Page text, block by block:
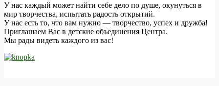
У нас каждый может найти себе дело по душе, окунуться в
мир творчества, испытать радость открытий.
У нас есть то, что вам нужно — творчество, успех и дружба!
Приглашаем Вас в детские объединения Центра.
Мы рады видеть каждого из вас!